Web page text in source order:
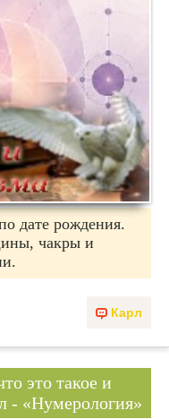
дате рождения.
чакры и
Карл
это такое и
- «Нумерология»